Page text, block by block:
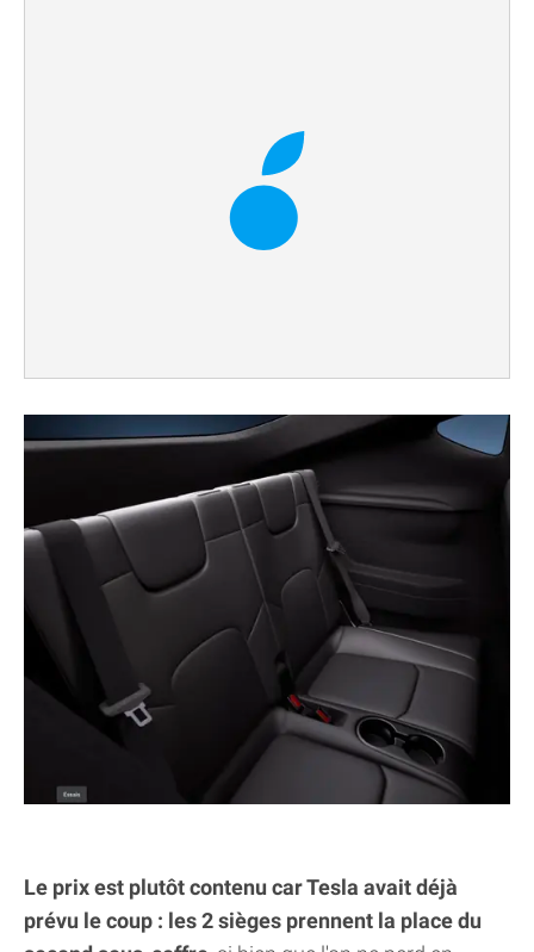
Le prix est plutôt contenu car Tesla avait déjà
prévu le coup : les 2 sièges prennent la place du